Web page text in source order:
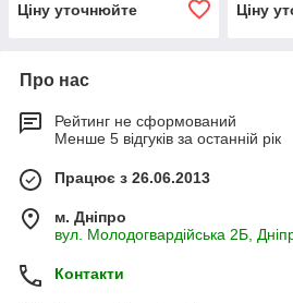
Ціну уточнюйте
Ціну
Про нас
Рейтинг не сформований
Менше 5 відгуків за останній рік
Працює з 26.06.2013
м. Дніпро
вул. Молодогвардійська 2Б,
Контакти